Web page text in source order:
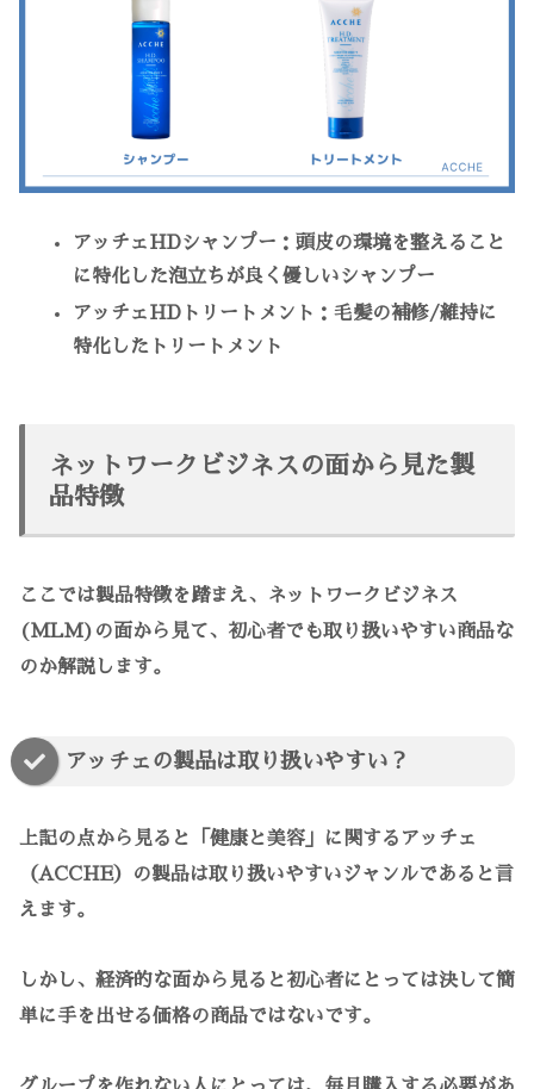
アッチェHDシャンプー：頭皮の環境を整えること
に特化した泡立ちが良く優しいシャンプー
アッチェHDトリートメント：毛髪の補修/維持に
特化したトリートメント
ネットワークビジネスの面から見た製
品特徴
ここでは製品特徴を踏まえ、ネットワークビジネス
(MLM)の面から見て、初心者でも取り扱いやすい商品な
のか解説します。
アッチェの製品は取り扱いやすい？
上記の点から見ると「健康と美容」に関するアッチェ
（ACCHE）の製品は取り扱いやすいジャンルであると言
えます。
しかし、経済的な面から見ると初心者にとっては決して簡
単に手を出せる価格の商品ではないです。